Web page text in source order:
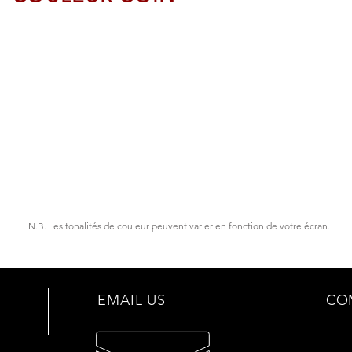
N.B. Les tonalités de couleur peuvent varier en fonction de votre écran.
EMAIL US